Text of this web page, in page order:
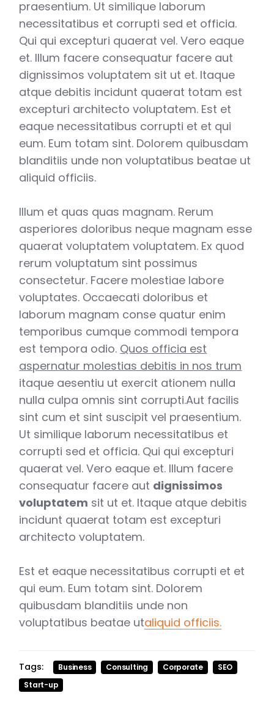
praesentium. Ut similique laborum
necessitatibus et corrupti sed et officia.
Qui qui excepturi quaerat vel. Vero eaque
et. Illum facere consequatur facere aut
dignissimos voluptatem sit ut et. Itaque
atque debitis incidunt quaerat totam est
excepturi architecto voluptatem. Est et
eaque necessitatibus corrupti et et qui
eum. Eum totam sint. Dolorem quibusdam
blanditiis unde non voluptatibus beatae ut
aliquid officiis.
Illum et quas quas magnam. Rerum
asperiores doloribus neque magnam esse
quaerat voluptatem voluptatem. Ex quod
rerum voluptatum sint possimus
consectetur. Facere molestiae labore
voluptates. Occaecati doloribus et
laborum magnam conse quatur enim
temporibus cumque commodi tempora
est tempora odio. Quos officia est
aspernatur molestias debitis in nos trum
itaque aesentiu ut exercit ationem nulla
nulla culpa omnis sint corrupti.Aut facilis
sint cum et sint suscipit vel praesentium.
Ut similique laborum necessitatibus et
corrupti sed et officia. Qui qui excepturi
quaerat vel. Vero eaque et. Illum facere
consequatur facere aut dignissimos
voluptatem sit ut et. Itaque atque debitis
incidunt quaerat totam est excepturi
architecto voluptatem.
Est et eaque necessitatibus corrupti et et
qui eum. Eum totam sint. Dolorem
quibusdam blanditiis unde non
voluptatibus beatae utaliquid officiis.
Tags: Business Consulting Corporate
SEO
Start-up